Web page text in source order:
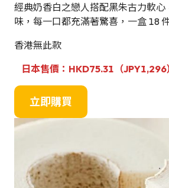
經典奶香白之戀人搭配黑朱古力軟心
味，每一口都充滿著驚喜，一盒 18
香港無此款
日本售價：HKD75.31（JPY1,296
立即購買